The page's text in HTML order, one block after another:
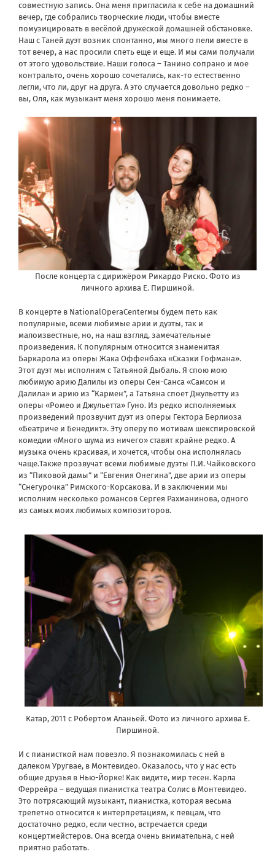
совместную запись. Она меня пригласила к себе на домашний
вечер, где собрались творческие люди, чтобы вместе
помузицировать в весёлой дружеской домашней обстановке.
Наш с Таней дуэт возник спонтанно, мы много пели вместе в
тот вечер, а нас просили спеть еще и еще. И мы сами получали
от этого удовольствие. Наши голоса – Танино сопрано и мое
контральто, очень хорошо сочетались, как-то естественно
легли, что ли, друг на друга. А это случается довольно редко –
вы, Оля, как музыкант меня хорошо меня понимаете.
После концерта с дирижёром Рикардо Риско. Фото из
личного архива Е. Пиршиной.
В концерте в NationalOperaCenterмы будем петь как
популярные, всеми любимые арии и дуэты, так и
малоизвестные, но, на наш взгляд, замечательные
произведения. К популярным относится знаменитая
Баркарола из оперы Жака Оффенбаха «Сказки Гофмана».
Этот дуэт мы исполним с Татьяной Дыбаль. Я спою мою
любимую арию Далилы из оперы Сен-Санса «Самсон и
Далила» и арию из “Кармен”, а Татьяна споет Джульетту из
оперы «Ромео и Джульетта» Гуно. Из редко исполняемых
произведений прозвучит дуэт из оперы Гектора Берлиоза
«Беатриче и Бенедикт». Эту оперу по мотивам шекспировской
комедии «Много шума из ничего» ставят крайне редко. А
музыка очень красивая, и хочется, чтобы она исполнялась
чаще.Также прозвучат всеми любимые дуэты П.И. Чайковского
из “Пиковой дамы” и “Евгения Онегина”, две арии из оперы
“Снегурочка” Римского-Корсакова. И в заключении мы
исполним несколько романсов Сергея Рахманинова, одного
из самых моих любимых композиторов.
Катар, 2011 с Робертом Аланьей. Фото из личного архива Е.
Пиршиной.
И с пианисткой нам повезло. Я познакомилась с ней в
далеком Уругвае, в Монтевидео. Оказалось, что у нас есть
общие друзья в Нью-Йорке! Как видите, мир тесен. Карла
Феррейра – ведущая пианистка театра Солис в Монтевидео.
Это потрясающий музыкант, пианистка, которая весьма
трепетно относится к интерпретациям, к певцам, что
достаточно редко, если честно, встречается среди
концертмейстеров. Она всегда очень внимательна, с ней
приятно работать.